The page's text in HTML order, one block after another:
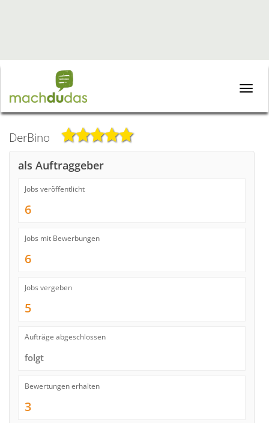
Toggle
DerBino
als Auftraggeber
Jobs veröffentlicht
6
Jobs mit Bewerbungen
6
Jobs vergeben
5
Aufträge abgeschlossen
folgt
Bewertungen erhalten
3